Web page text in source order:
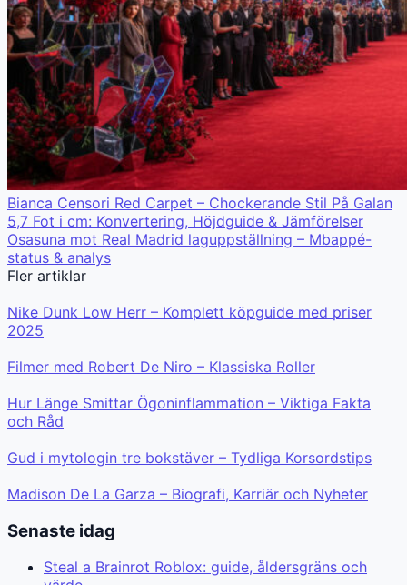
Bianca Censori Red Carpet – Chockerande Stil På Galan
5,7 Fot i cm: Konvertering, Höjdguide & Jämförelser
Osasuna mot Real Madrid laguppställning – Mbappé-
status & analys
Fler artiklar
Nike Dunk Low Herr – Komplett köpguide med priser
2025
Filmer med Robert De Niro – Klassiska Roller
Hur Länge Smittar Ögoninflammation – Viktiga Fakta
och Råd
Gud i mytologin tre bokstäver – Tydliga Korsordstips
Madison De La Garza – Biografi, Karriär och Nyheter
Senaste idag
Steal a Brainrot Roblox: guide, åldersgräns och